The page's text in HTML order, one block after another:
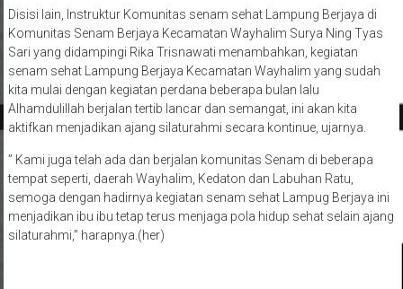
Disisi lain, Instruktur Komunitas senam sehat Lampung Berjaya di
Komunitas Senam Berjaya Kecamatan Wayhalim Surya Ning Tyas
Sari yang didampingi Rika Trisnawati menambahkan, kegiatan
senam sehat Lampung Berjaya Kecamatan Wayhalim yang sudah
kita mulai dengan kegiatan perdana beberapa bulan lalu
Alhamdulillah berjalan tertib lancar dan semangat, ini akan kita
aktifkan menjadikan ajang silaturahmi secara kontinue, ujarnya.
” Kami juga telah ada dan berjalan komunitas Senam di beberapa
tempat seperti, daerah Wayhalim, Kedaton dan Labuhan Ratu,
semoga dengan hadirnya kegiatan senam sehat Lampug Berjaya ini
menjadikan ibu ibu tetap terus menjaga pola hidup sehat selain ajang
silaturahmi,” harapnya.(her)